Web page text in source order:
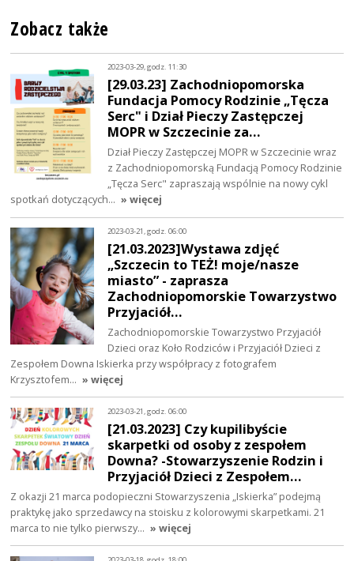
Zobacz także
2023-03-29, godz. 11:30
[29.03.23] Zachodniopomorska
Fundacja Pomocy Rodzinie „Tęcza
Serc" i Dział Pieczy Zastępczej
MOPR w Szczecinie za…
Dział Pieczy Zastępczej MOPR w Szczecinie wraz
z Zachodniopomorską Fundacją Pomocy Rodzinie
„Tęcza Serc" zapraszają wspólnie na nowy cykl
spotkań dotyczących… » więcej
2023-03-21, godz. 06:00
[21.03.2023]Wystawa zdjęć
„Szczecin to TEŻ! moje/nasze
miasto” - zaprasza
Zachodniopomorskie Towarzystwo
Przyjaciół…
Zachodniopomorskie Towarzystwo Przyjaciół
Dzieci oraz Koło Rodziców i Przyjaciół Dzieci z
Zespołem Downa Iskierka przy współpracy z fotografem
Krzysztofem… » więcej
2023-03-21, godz. 06:00
[21.03.2023] Czy kupilibyście
skarpetki od osoby z zespołem
Downa? -Stowarzyszenie Rodzin i
Przyjaciół Dzieci z Zespołem…
Z okazji 21 marca podopieczni Stowarzyszenia „Iskierka” podejmą
praktykę jako sprzedawcy na stoisku z kolorowymi skarpetkami. 21
marca to nie tylko pierwszy… » więcej